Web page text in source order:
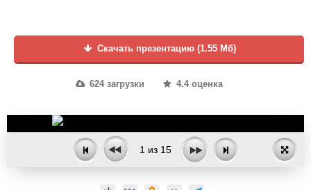
Скачать презентацию (1.55 Мб)
624 загрузки 4.4 оценка
1 из 15